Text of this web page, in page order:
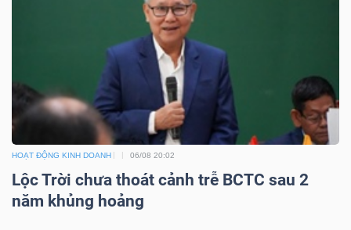
HOẠT ĐỘNG KINH DOANH 06/08 20:02
Lộc Trời chưa thoát cảnh trễ BCTC sau 2
năm khủng hoảng
VẬT
LIỆU
CÔNG